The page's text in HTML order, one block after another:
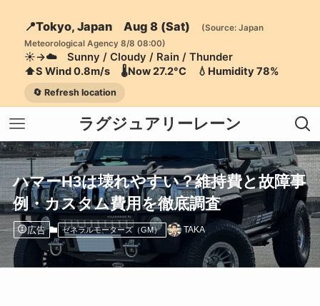
📍Tokyo, Japan Aug 8 (Sat)
(Source: Japan
Meteorological Agency 8/8 08:00)
☀️→☁️ Sunny / Cloudy / Rain / Thunder
⬆️S Wind 0.8m/s 🌡️Now 27.2°C 💧Humidity 78%
🔄 Refresh location
ラグジュアリーレーン
ハマーH3は壊れやすい？維持費と故障事
例・カスタム費用を徹底調査
広告 ゼネラルモーターズ（GM） TAKA